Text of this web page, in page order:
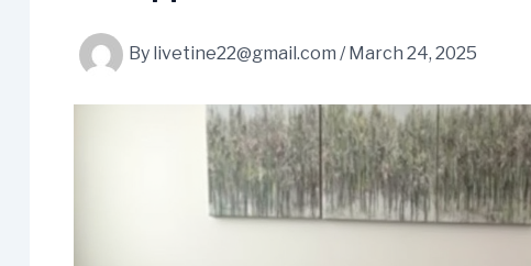
By livetine22@gmail.com / March 24, 2025